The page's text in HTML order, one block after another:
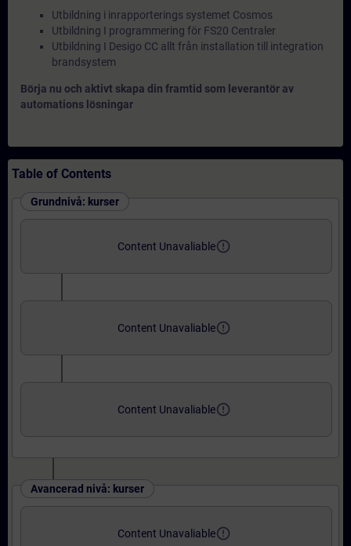
Utbildning i inrapporterings systemet Cosmos
Utbildning I programmering för FS20 Centraler
Utbildning I Desigo CC allt från installation till integration
brandsystem
Börja nu och aktivt skapa din framtid som leverantör av
automations lösningar
Table of Contents
Grundnivå: kurser
Content Unavaliableerror_outline
Content Unavaliableerror_outline
Content Unavaliableerror_outline
Avancerad nivå: kurser
Content Unavaliableerror_outline